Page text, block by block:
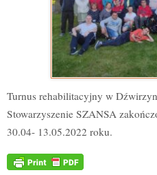
Turnus rehabilitacyjny w
Stowarzyszenie SZANSA
30.04- 13.05.2022 roku.